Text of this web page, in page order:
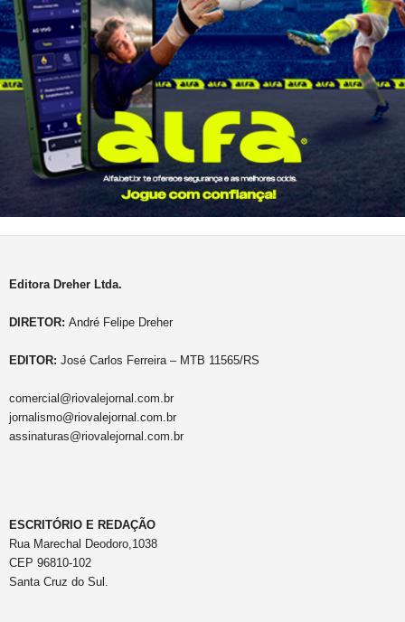
Editora Dreher Ltda.
DIRETOR: André Felipe Dreher
EDITOR: José Carlos Ferreira – MTB 11565/RS
comercial@riovalejornal.com.br
jornalismo@riovalejornal.com.br
assinaturas@riovalejornal.com.br
ESCRITÓRIO E REDAÇÃO
Rua Marechal Deodoro,1038
CEP 96810-102
Santa Cruz do Sul.